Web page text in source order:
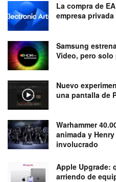
La compra de
empresa
Samsung
Video, pero solo
Nuevo
una pantalla de
Warhammer
animada y
involucrado
Apple Upgrade:
arriendo de